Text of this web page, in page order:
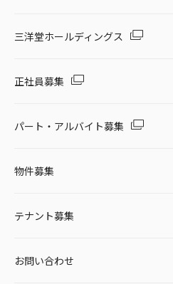
三洋堂ホールディングス
正社員募集
パート・アルバイト募集
物件募集
テナント募集
お問い合わせ